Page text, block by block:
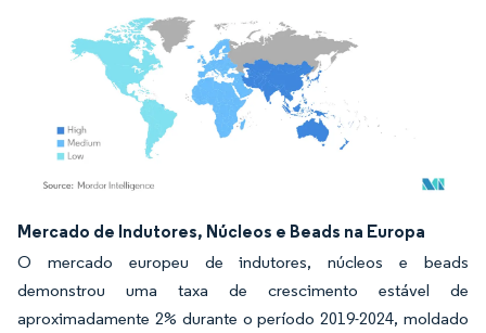
Imagem © Mordor Intelligence. O reuso requer atribuição conforme CC BY 4.0.
Mercado de Indutores, Núcleos e Beads na Europa
O mercado europeu de indutores, núcleos e beads
demonstrou uma taxa de crescimento estável de
aproximadamente 2% durante o período 2019-2024, moldado